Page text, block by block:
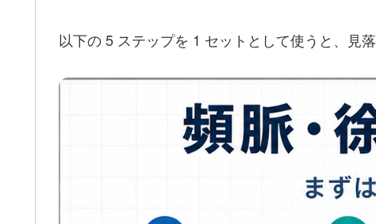
以下の 5 ステップを 1 セットとして使うと、見